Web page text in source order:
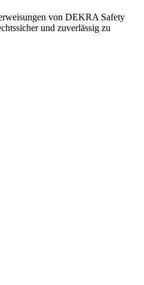
von DEKRA Safety
und zuverlässig zu